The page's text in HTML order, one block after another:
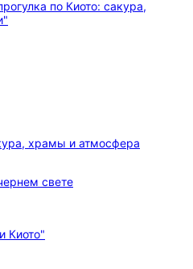
храмы и атмосфера
свете